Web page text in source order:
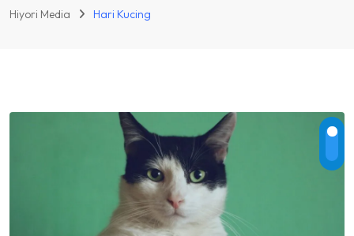
Hiyori Media Hari Kucing